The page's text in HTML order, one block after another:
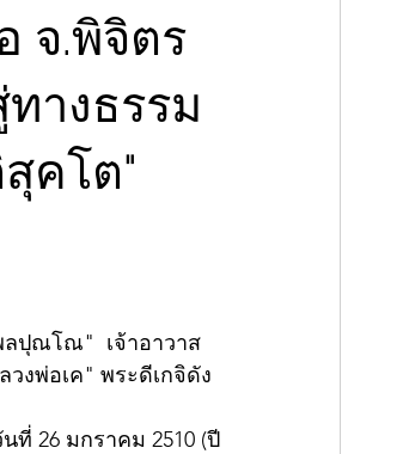
จ.พิจิตร
างธรรม
คโต"
ปุณโณ"  เจ้าอาวาส
งพ่อเค" พระดีเกจิดัง
ที่ 26 มกราคม 2510 (ปี